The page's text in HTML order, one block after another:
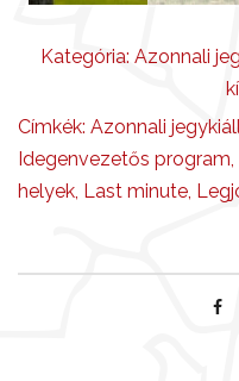
Kategória: Azonnali
Címkék: Azonnali
Idegenvezetős program,
helyek, Last minute,